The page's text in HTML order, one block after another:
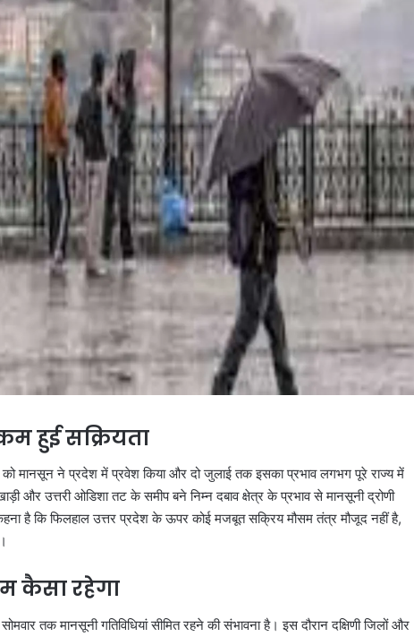
हुई सक्रियता
मानसून ने प्रदेश में प्रवेश किया और दो जुलाई तक इसका प्रभाव लगभग पूरे राज्य में
और उत्तरी ओडिशा तट के समीप बने निम्न दबाव क्षेत्र के प्रभाव से मानसूनी द्रोणी
है कि फिलहाल उत्तर प्रदेश के ऊपर कोई मजबूत सक्रिय मौसम तंत्र मौजूद नहीं है,
कैसा रहेगा
तक मानसूनी गतिविधियां सीमित रहने की संभावना है। इस दौरान दक्षिणी जिलों और